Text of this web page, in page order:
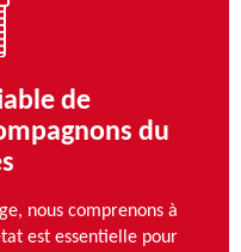
de
du
nous comprenons à
est essentielle pour